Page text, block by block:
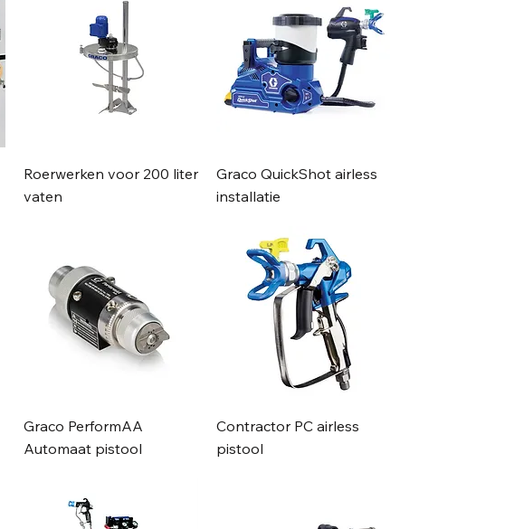
Roerwerken voor 200 liter
vaten
Graco QuickShot airless
installatie
Graco PerformAA
Automaat pistool
Contractor PC airless
pistool